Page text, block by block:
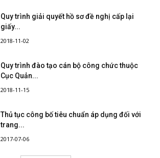
Quy trình giải quyết hồ sơ đề nghị cấp lại
giấy...
2018-11-02
Quy trình đào tạo cán bộ công chức thuộc
Cục Quản...
2018-11-15
Thủ tục công bố tiêu chuẩn áp dụng đối với
trang...
2017-07-06